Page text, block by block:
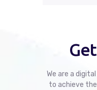
We are a
to achieve